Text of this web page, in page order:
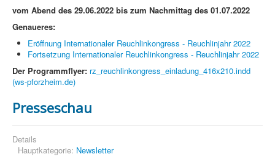
vom Abend des 29.06.2022 bis zum Nachmittag des 01.07.2022
Genaueres:
Eröffnung Internationaler Reuchlinkongress - Reuchlinjahr 2022
Fortsetzung Internationaler Reuchlinkongress - Reuchlinjahr 2022
Der Programmflyer: rz_reuchlinkongress_einladung_416x210.indd
(ws-pforzheim.de)
Presseschau
Details
Hauptkategorie: Newsletter